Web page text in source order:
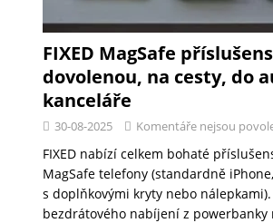
FIXED MagSafe
dovolenou, na cesty, do
kanceláře
30-08-2025 Komentáře nejsou
FIXED nabízí celkem bohaté
MagSafe telefony (standardně
s doplňkovými kryty nebo
bezdrátového nabíjení z powerbanky